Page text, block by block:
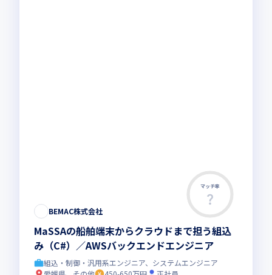
マッチ率
BEMAC株式会社
MaSSAの船舶端末からクラウドまで担う組込
み（C#）／AWSバックエンドエンジニア
組込・制御・汎用系エンジニア、システムエンジニア